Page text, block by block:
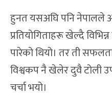
हुनत यसअघि पनि नेपालले
प्रतियोगिताहरू खेल्दै
पारेको थियो। तर ती
विश्वकप नै खेलेर दुवै टोली
चर्चा भयो।